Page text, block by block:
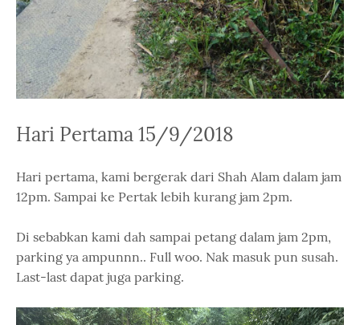
Hari Pertama 15/9/2018
Hari pertama, kami bergerak dari Shah Alam dalam jam
12pm. Sampai ke Pertak lebih kurang jam 2pm.
Di sebabkan kami dah sampai petang dalam jam 2pm,
parking ya ampunnn.. Full woo. Nak masuk pun susah.
Last-last dapat juga parking.